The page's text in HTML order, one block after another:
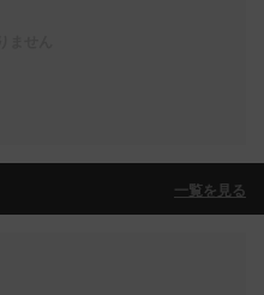
一覧を見る